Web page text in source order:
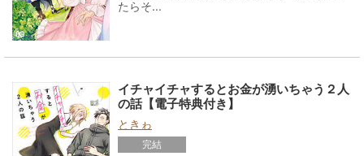
たらそ...
イチャイチャするとお金が湧いちゃう２人
の話【電子特典付き】
ときゎ
完結